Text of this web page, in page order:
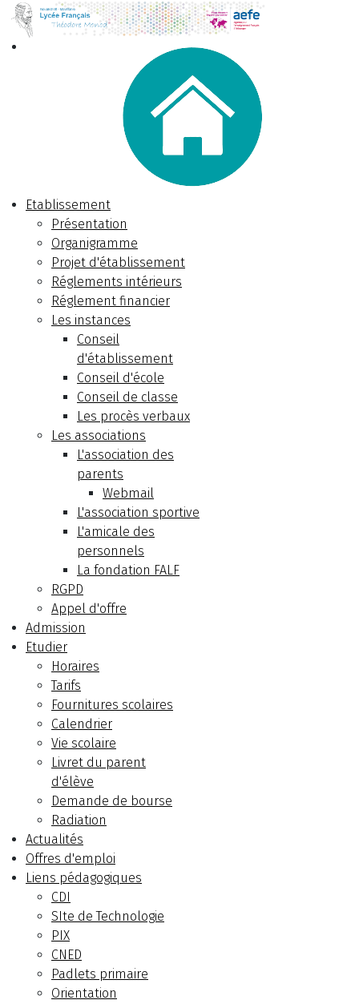
Etablissement
Présentation
Organigramme
Projet d'établissement
Réglements intérieurs
Réglement financier
Les instances
Conseil
d'établissement
Conseil d'école
Conseil de classe
Les procès verbaux
Les associations
L'association des
parents
Webmail
L'association sportive
L'amicale des
personnels
La fondation FALF
RGPD
Appel d'offre
Admission
Etudier
Horaires
Tarifs
Fournitures scolaires
Calendrier
Vie scolaire
Livret du parent
d'élève
Demande de bourse
Radiation
Actualités
Offres d'emploi
Liens pédagogiques
CDI
SIte de Technologie
PIX
CNED
Padlets primaire
Orientation